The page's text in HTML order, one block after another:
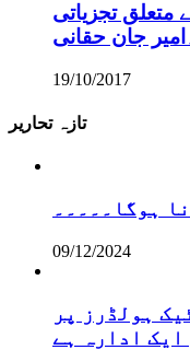
متعلق تجزیاتی
جان حقانی
19/10/2017
تازہ تحاریر
ہوگا۔۔۔۔۔
09/12/2024
ہولڈرز پر
ایک ادارہ ہے